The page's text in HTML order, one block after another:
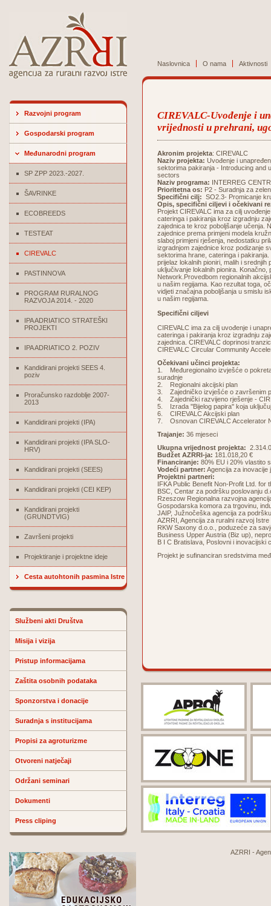
Naslovnica O nama Aktivnosti
Razvojni program
Gospodarski program
Međunarodni program
SP ZPP 2023.-2027.
ŠAVRINKE
ECOBREEDS
TESTEAT
CIREVALC
PASTINNOVA
PROGRAM RURALNOG
RAZVOJA 2014. - 2020
IPA ADRIATICO STRATEŠKI
PROJEKTI
IPA ADRIATICO 2. POZIV
Kandidirani projekti SEES 4.
poziv
Proračunsko razdoblje 2007-
2013
Kandidirani projekti (IPA)
Kandidirani projekti (IPA SLO-
HRV)
Kandidirani projekti (SEES)
Kandidirani projekti (CEI KEP)
Kandidirani projekti
(GRUNDTVIG)
Završeni projekti
Projektiranje i projektne ideje
Cesta autohtonih pasmina Istre
Službeni akti Društva
Misija i vizija
Pristup informacijama
Zaštita osobnih podataka
Sponzorstva i donacije
Suradnja s institucijama
Propisi za agroturizme
Otvoreni natječaji
Održani seminari
Dokumenti
Press cliping
CIREVALC-Uvođenje i
vrijednosti u prehrani,
Akronim projekta: CIREVALC
Naziv projekta: Uvođenje i
sektorima pakiranja - Introducing and
sectors
Naziv programa: INTERREG
Prioritetna os: P2 - Suradnja za
Specifični cilj: SO2.3- Promicanje
Opis, specifični ciljevi i očekivani
Projekt CIREVALC ima za cilj
cateringa i pakiranja kroz izgradnju
zajednica te kroz poboljšanje učenja.
zajednice prema primjeni modela
slaboj primjeni rješenja, nedostatku
izgradnjom zajednice kroz podizanje
sektorima hrane, cateringa i
prijelaz lokalnih pioniri, malih i
uključivanje lokalnih pionira.
Network.Provedbom regionalnih
u našim regijama. Kao rezultat toga,
vidjeti značajna poboljšanja u smislu
u našim regijama.
Specifični ciljevi
CIREVALC ima za cilj uvođenje i
cateringa i pakiranja kroz izgradnju
zajednica. CIREVALC doprinosi
CIREVALC Circular Community
Očekivani učinci projekta:
1. Međuregionalno izvješće o
suradnje
2. Regionalni akcijski plan
3. Zajedničko izvješće o završenim
4. Zajednički razvijeno rješenje -
5. Izrada ''Bijelog papira'' koja
6. CIREVALC Akcijski plan
7. Osnovan CIREVALC Accelerator
Trajanje: 36 mjeseci
Ukupna vrijednost projekta:
Budžet AZRRI-ja: 181.018,20 €
Financiranje: 80% EU i 20% vlastito
Vodeći partner: Agencija za
Projektni partneri:
IFKA Public Benefit Non-Profit Ltd.
BSC, Centar za podršku poslovanju
Rzeszow Regionalna razvojna
Gospodarska komora za trgovinu,
JAIP, Južnočeška agencija za
AZRRI, Agencija za ruralni razvoj
RKW Saxony d.o.o., poduzeće za
Business Upper Austria (Biz up),
B I C Bratislava, Poslovni i inovacijski
Projekt je sufinanciran sredstvima
AZRRI -